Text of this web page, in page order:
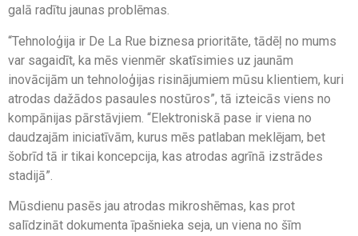
galā radītu jaunas problēmas.
“Tehnoloģija ir De La Rue biznesa prioritāte, tādēļ no mums
var sagaidīt, ka mēs vienmēr skatīsimies uz jaunām
inovācijām un tehnoloģijas risinājumiem mūsu klientiem, kuri
atrodas dažādos pasaules nostūros”, tā izteicās viens no
kompānijas pārstāvjiem. “Elektroniskā pase ir viena no
daudzajām iniciatīvām, kurus mēs patlaban meklējam, bet
šobrīd tā ir tikai koncepcija, kas atrodas agrīnā izstrādes
stadijā”.
Mūsdienu pasēs jau atrodas mikroshēmas, kas prot
salīdzināt dokumenta īpašnieka seja, un viena no šīm